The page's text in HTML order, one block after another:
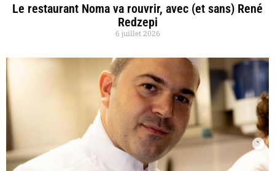
Le restaurant Noma va rouvrir, avec (et sans) René
Redzepi
6 juillet 2026